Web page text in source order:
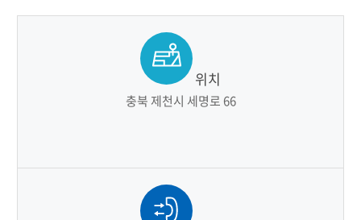
위치
충북 제천시 세명로 66